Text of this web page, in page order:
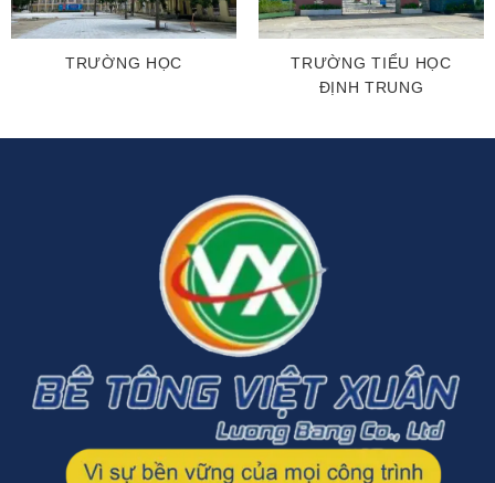
TRƯỜNG HỌC
TRƯỜNG TIỂU HỌC
ĐỊNH TRUNG